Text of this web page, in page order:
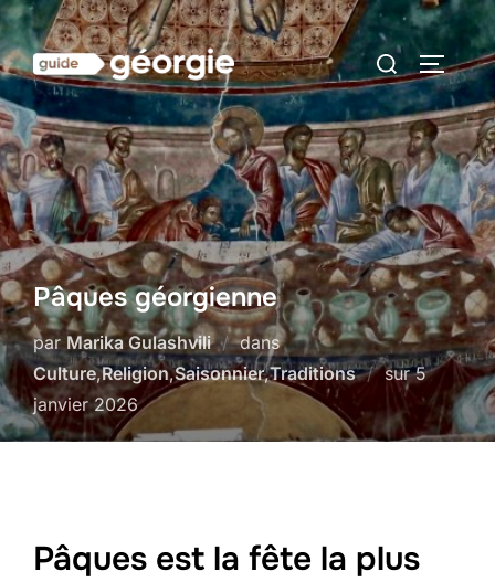
Aller
au
contenu
Rechercher :
Pâques géorgienne
par Marika Gulashvili
dans
Culture,Religion,Saisonnier,Traditions surPublié
le
5
janvier 2026
Pâques est la fête la plus